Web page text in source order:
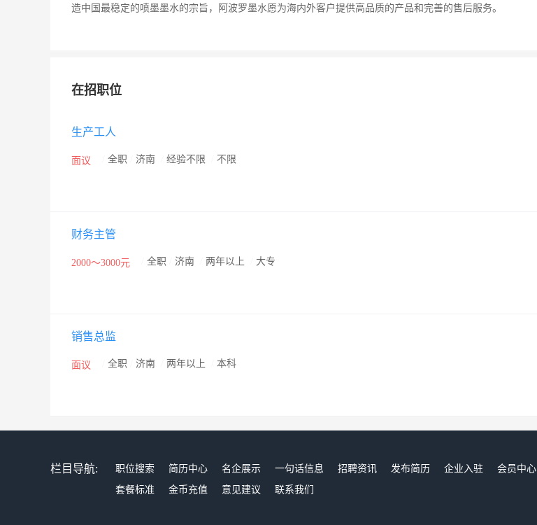
造中国最稳定的喷墨墨水的宗旨，阿波罗墨水愿为海内外客户提供高品质的产品和完善的售后服务。
在招职位
生产工人
面议 全职 济南 经验不限 不限
财务主管
2000～3000元 全职 济南 两年以上 大专
销售总监
面议 全职 济南 两年以上 本科
栏目导航: 职位搜索 简历中心 名企展示 一句话信息 招聘资讯 发布简历 企业入驻 会员中心
套餐标准
金币充值 意见建议 联系我们